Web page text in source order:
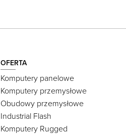
OFERTA
Komputery panelowe
Komputery przemysłowe
Obudowy przemysłowe
Industrial Flash
Komputery Rugged